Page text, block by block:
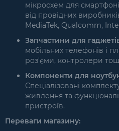
мікросхем для
від провідних
MediaTek, Qualcomm,
Запчастини для
мобільних телефонів і
роз'єми, контролери
Компоненти для
Спеціалізовані
живлення та
пристроїв.
Переваги магазину: